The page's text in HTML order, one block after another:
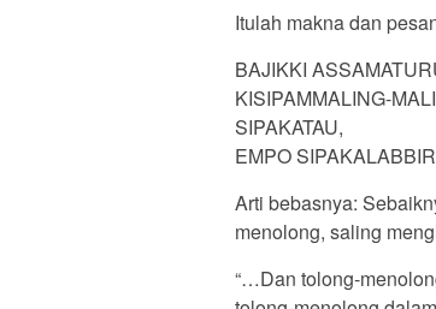
Itulah makna dan
BAJIKKI
KISIPAMMALING-
SIPAKATAU,
EMPO
Arti bebasnya:
menolong, saling
“…Dan tolong-